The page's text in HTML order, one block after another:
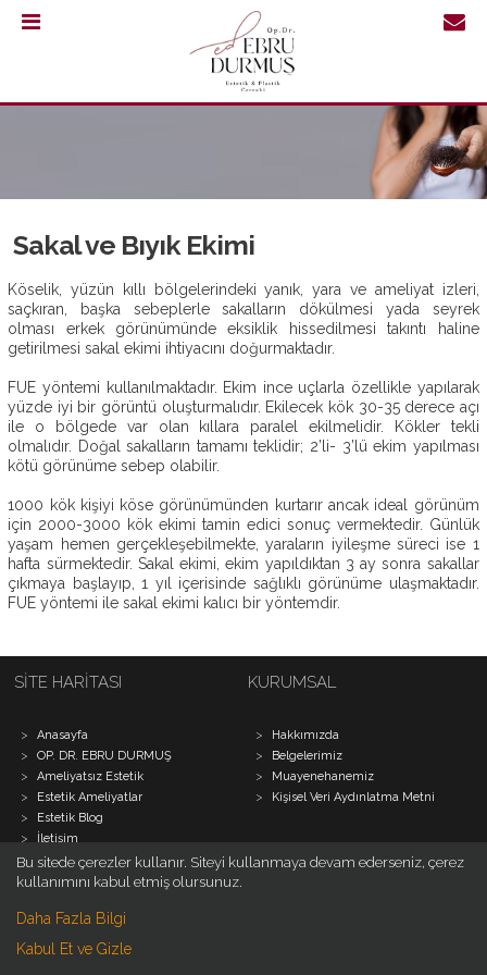
421
ANASAYFA
OP.
DR.
EBRU
DURMUŞ
AMELIYATSIZ
ESTETIK
AMELIYATLAR
ESTETIK
BLOG
İLETIŞIM
Sakal ve Bıyık Ekimi
Köselik, yüzün kıllı bölgelerindeki yanık, yara ve ameliyat izleri,
saçkıran, başka sebeplerle sakalların dökülmesi yada seyrek
olması erkek görünümünde eksiklik hissedilmesi takıntı haline
getirilmesi sakal ekimi ihtiyacını doğurmaktadır.
FUE yöntemi kullanılmaktadır. Ekim ince uçlarla özellikle yapılarak
yüzde iyi bir görüntü oluşturmalıdır. Ekilecek kök 30-35 derece açı
ile o bölgede var olan kıllara paralel ekilmelidir. Kökler tekli
olmalıdır. Doğal sakalların tamamı teklidir; 2’li- 3’lü ekim yapılması
kötü görünüme sebep olabilir.
1000 kök kişiyi köse görünümünden kurtarır ancak ideal görünüm
için 2000-3000 kök ekimi tamin edici sonuç vermektedir. Günlük
yaşam hemen gerçekleşebilmekte, yaraların iyileşme süreci ise 1
hafta sürmektedir. Sakal ekimi, ekim yapıldıktan 3 ay sonra sakallar
çıkmaya başlayıp, 1 yıl içerisinde sağlıklı görünüme ulaşmaktadır.
FUE yöntemi ile sakal ekimi kalıcı bir yöntemdir.
SITE HARITASI
> Anasayfa
> OP. DR. EBRU DURMUŞ
> Ameliyatsız Estetik
> Estetik Ameliyatlar
> Estetik Blog
> İletişim
KURUMSAL
> Hakkımızda
> Belgelerimiz
> Muayenehanemiz
> Kişisel Veri Aydınlatma Metni
ESTETIK AMELIYATLAR
> Yüz Estetiği
Bu sitede çerezler kullanır. Siteyi kullanmaya devam ederseniz, çerez
kullanımını kabul etmiş olursunuz.
Daha Fazla Bilgi
Kabul Et ve Gizle